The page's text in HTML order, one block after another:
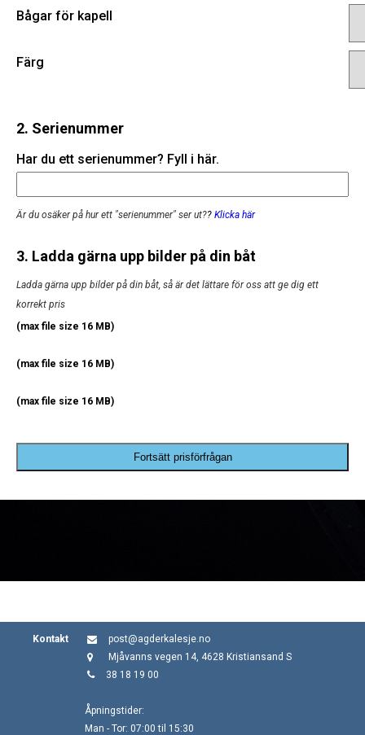
Bågar för kapell
Färg
2. Serienummer
Har du ett serienummer? Fyll i här.
Är du osäker på hur ett "serienummer" ser ut?? Klicka här
3. Ladda gärna upp bilder på din båt
Ladda gärna upp bilder på din båt, så är det lättare för oss att ge dig ett
korrekt pris
(max file size 16 MB)
(max file size 16 MB)
(max file size 16 MB)
Fortsätt prisförfrågan
Kontakt
post@agderkalesje.no
Mjåvanns vegen 14, 4628 Kristiansand S
38 18 19 00
Åpningstider:
Man - Tor: 07:00 til 15:30